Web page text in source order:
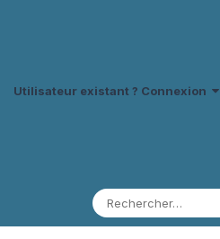
Utilisateur existant ? Connexion